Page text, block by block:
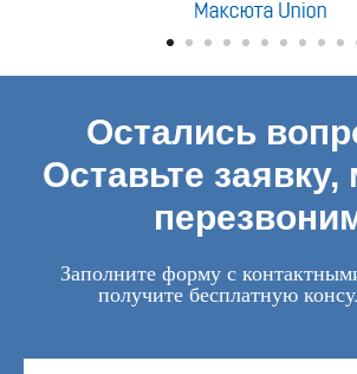
Остались
Оставьте
Заполните форму с
получите бесплатную